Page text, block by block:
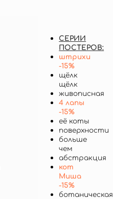
СЕРИИ
ПОСТЕРОВ:
штрихи
-15%
щёлк
щёлк
живописная
4 лапы
-15%
её коты
поверхности
больше
чем
абстракция
кот
Миша
-15%
ботаническая